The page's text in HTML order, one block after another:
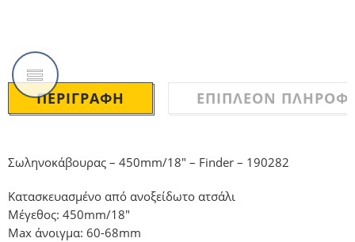
ΠΕΡΙΓΡΑΦΉ ΕΠΙΠΛΈΟΝ
Σωληνοκάβουρας – 450mm/18″ – Finder – 190282
Κατασκευασμένο από ανοξείδωτο ατσάλι
Μέγεθος: 450mm/18″
Max άνοιγμα: 60-68mm